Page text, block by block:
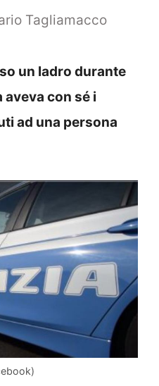
Tagliamacco
un ladro durante
aveva con sé i
ad una persona